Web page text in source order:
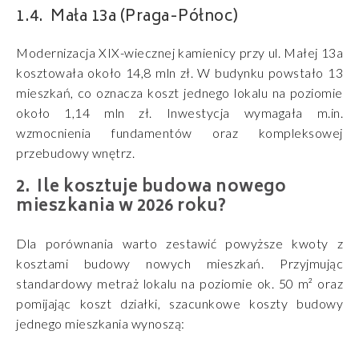
Mała 13a (Praga-Północ)
Modernizacja XIX-wiecznej kamienicy przy ul. Małej 13a
kosztowała około 14,8 mln zł. W budynku powstało 13
mieszkań, co oznacza koszt jednego lokalu na poziomie
około 1,14 mln zł. Inwestycja wymagała m.in.
wzmocnienia fundamentów oraz kompleksowej
przebudowy wnętrz.
Ile kosztuje budowa nowego
mieszkania w 2026 roku?
Dla porównania warto zestawić powyższe kwoty z
kosztami budowy nowych mieszkań. Przyjmując
standardowy metraż lokalu na poziomie ok. 50 m² oraz
pomijając koszt działki, szacunkowe koszty budowy
jednego mieszkania wynoszą: